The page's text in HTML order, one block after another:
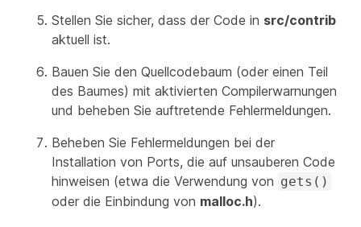
Stellen Sie sicher, dass der Code in src/contrib
aktuell ist.
Bauen Sie den Quellcodebaum (oder einen Teil
des Baumes) mit aktivierten Compilerwarnungen
und beheben Sie auftretende Fehlermeldungen.
Beheben Sie Fehlermeldungen bei der
Installation von Ports, die auf unsauberen Code
hinweisen (etwa die Verwendung von gets()
oder die Einbindung von malloc.h).